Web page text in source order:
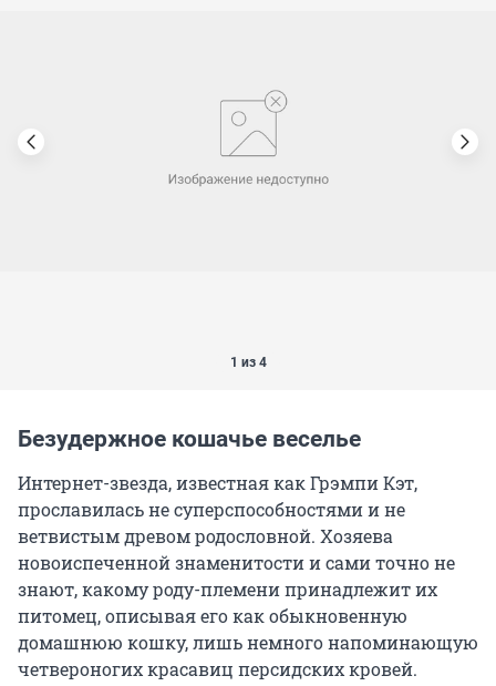
1 из 4
Безудержное кошачье веселье
Интернет-звезда, известная как Грэмпи Кэт,
прославилась не суперспособностями и не
ветвистым древом родословной. Хозяева
новоиспеченной знаменитости и сами точно не
знают, какому роду-племени принадлежит их
питомец, описывая его как обыкновенную
домашнюю кошку, лишь немного напоминающую
четвероногих красавиц персидских кровей.